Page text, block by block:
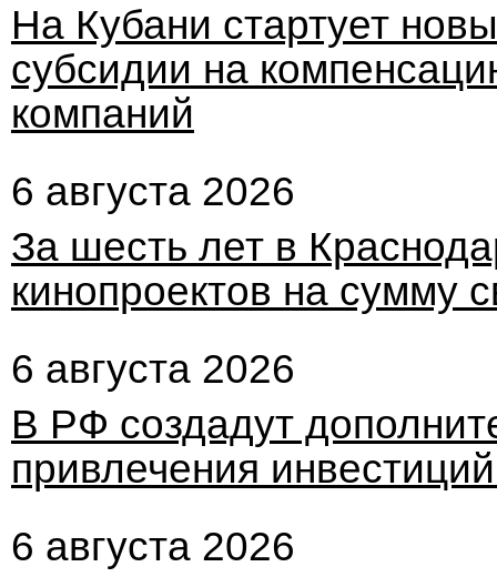
На Кубани стартует
субсидии на
компаний
6 августа 2026
За шесть лет в
кинопроектов на сумму
6 августа 2026
В РФ создадут
привлечения
6 августа 2026